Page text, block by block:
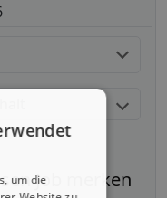
um die